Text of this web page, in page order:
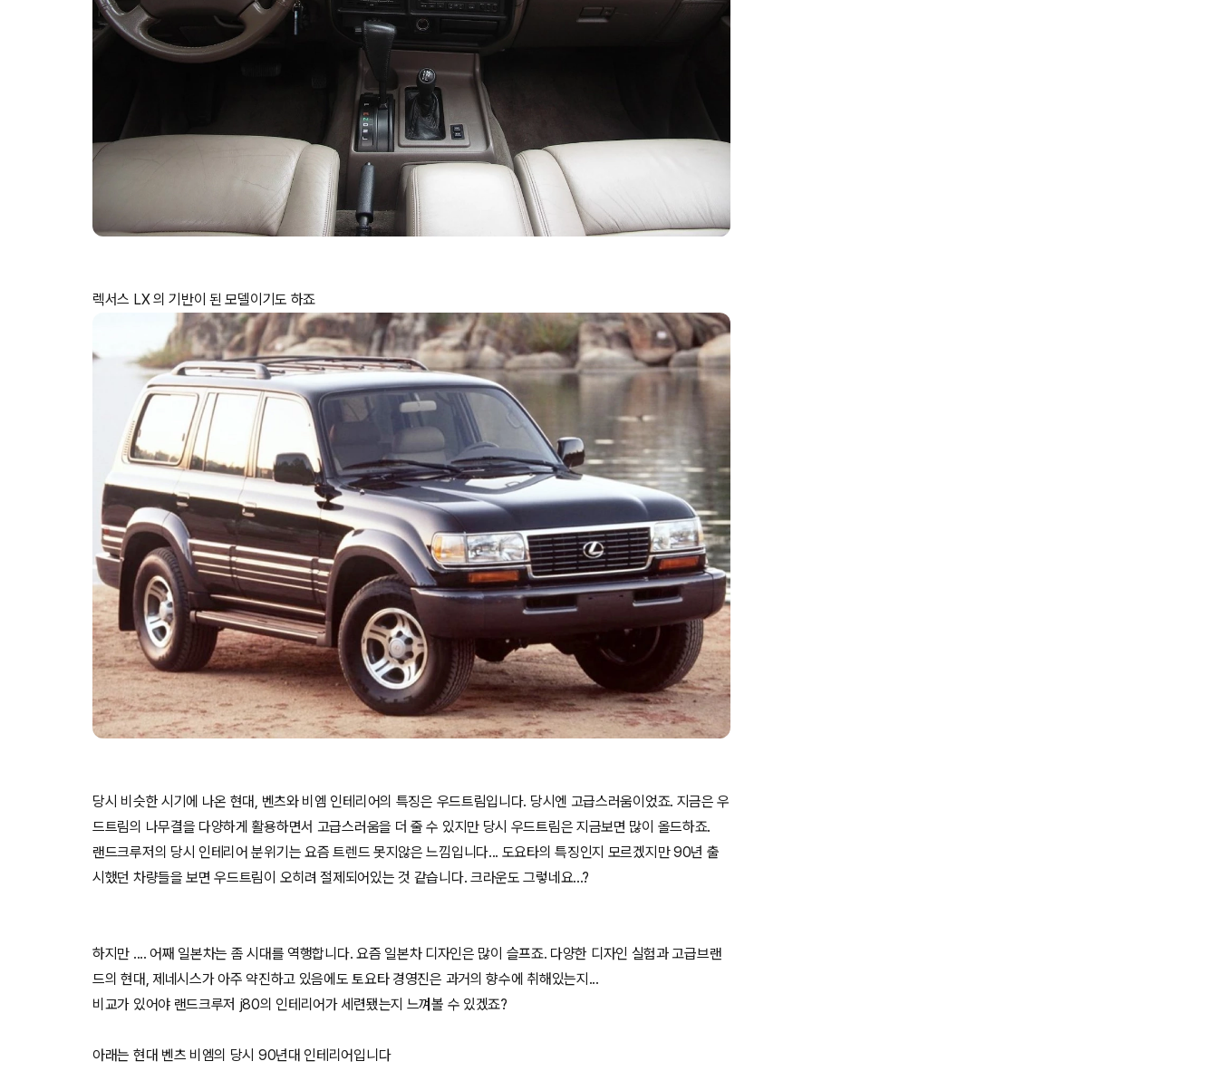
당시 비슷한 시기에 나온 현대, 벤츠와 비엠 인테리어의 특징은 우드트림입니다. 당시엔 고급스러움이었죠. 지금은 우
드트림의 나무결을 다양하게 활용하면서 고급스러움을 더 줄 수 있지만 당시 우드트림은 지금보면 많이 올드하죠.
랜드크루저의 당시 인테리어 분위기는 요즘 트렌드 못지않은 느낌입니다... 도요타의 특징인지 모르겠지만 90년 출
시했던 차량들을 보면 우드트림이 오히려 절제되어있는 것 같습니다. 크라운도 그렇네요...?
하지만 .... 어째 일본차는 좀 시대를 역행합니다. 요즘 일본차 디자인은 많이 슬프죠. 다양한 디자인 실험과 고급브랜
드의 현대, 제네시스가 아주 약진하고 있음에도 토요타 경영진은 과거의 향수에 취해있는지...
비교가 있어야 랜드크루저 j80의 인테리어가 세련됐는지 느껴볼 수 있겠죠?
아래는 현대 벤츠 비엠의 당시 90년대 인테리어입니다